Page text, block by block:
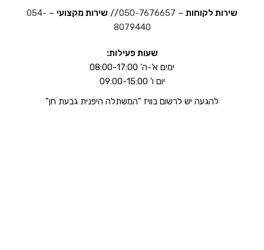
שירות לקוחות –
050-7676657
// שירות מקצועי –
054-
8079440
שעות פעילות:
ימים א'-ה' 08:00-17:00
יום ו' 09:00-15:00
להגעה יש לרשום בוויז "המשתלה היפנית גבעת חן"